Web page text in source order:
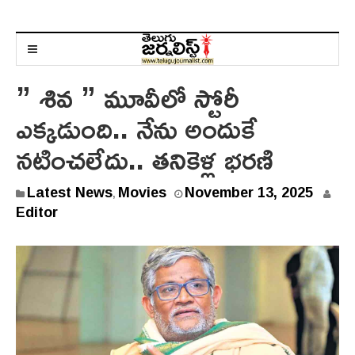
” శివ ” మూవీలో స్టోరీ
ఎక్కడుంది.. నేను అందుకే
నటించలేదు.. తనికెళ్ల భరణి
Latest News, Movies November 13, 2025N
e
m
b
e
r
1
Editor